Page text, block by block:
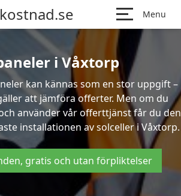
Menu
i Våxtorp
kan kännas som en stor uppgift –
att jämföra offerter. Men om du
använder vår offerttjänst får du den
installationen av solceller i Våxtorp.
gratis och utan förpliktelser